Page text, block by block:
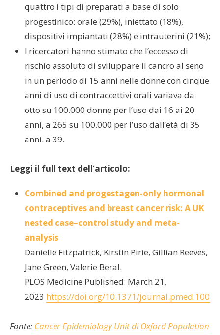
quattro i tipi di preparati a base di solo
progestinico: orale (29%), iniettato (18%),
dispositivi impiantati (28%) e intrauterini (21%);
I ricercatori hanno stimato che l’eccesso di
rischio assoluto di sviluppare il cancro al seno
in un periodo di 15 anni nelle donne con cinque
anni di uso di contraccettivi orali variava da
otto su 100.000 donne per l’uso dai 16 ai 20
anni, a 265 su 100.000 per l’uso dall’età di 35
anni. a 39.
Leggi il full text dell’articolo:
Combined and progestagen-only hormonal
contraceptives and breast cancer risk: A UK
nested case–control study and meta-
analysis
Danielle Fitzpatrick, Kirstin Pirie, Gillian Reeves,
Jane Green, Valerie Beral.
PLOS Medicine Published: March 21,
2023 https://doi.org/10.1371/
Fonte: Cancer Epidemiology Unit di Oxford Population